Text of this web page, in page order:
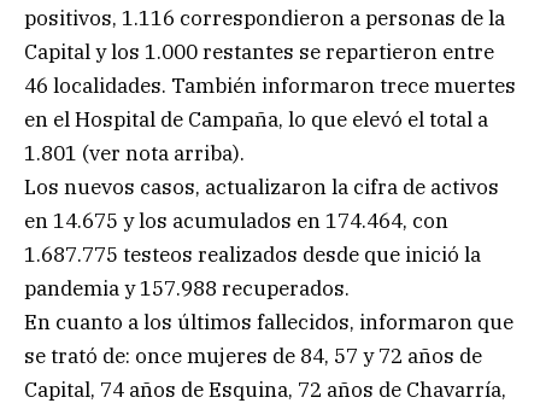
positivos, 1.116 correspondieron a personas de la
Capital y los 1.000 restantes se repartieron entre
46 localidades. También informaron trece muertes
en el Hospital de Campaña, lo que elevó el total a
1.801 (ver nota arriba).
Los nuevos casos, actualizaron la cifra de activos
en 14.675 y los acumulados en 174.464, con
1.687.775 testeos realizados desde que inició la
pandemia y 157.988 recuperados.
En cuanto a los últimos fallecidos, informaron que
se trató de: once mujeres de 84, 57 y 72 años de
Capital, 74 años de Esquina, 72 años de Chavarría,